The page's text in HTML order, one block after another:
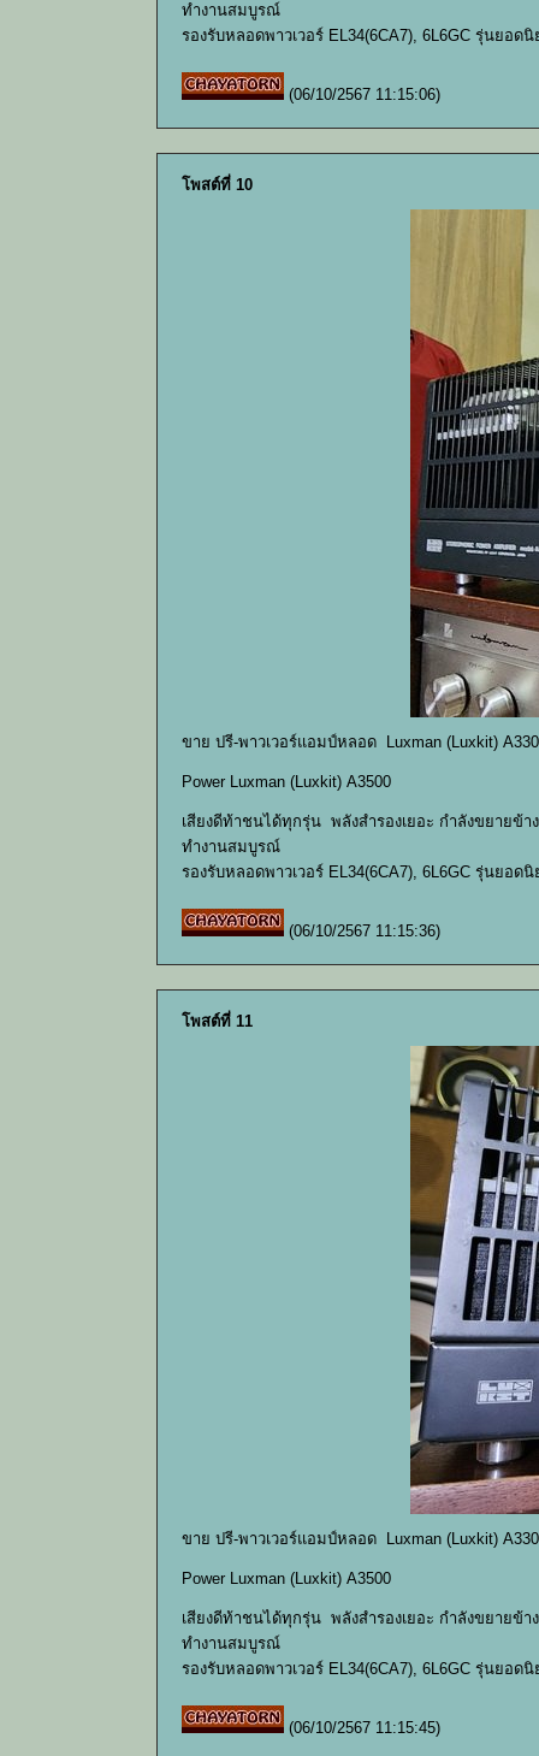
ทำงานสมบูรณ์
รองรับหลอดพาวเวอร์ EL34(6CA7), 6L6GC รุ่นยอด
(06/10/2567 11:15:06)
โพสต์ที่ 10
ขาย ปรี-พาวเวอร์แอมป์หลอด Luxman (Luxkit)
Power Luxman (Luxkit) A3500
เสียงดีท้าชนได้ทุกรุ่น พลังสำรองเยอะ กำลังขยายข้า
ทำงานสมบูรณ์
รองรับหลอดพาวเวอร์ EL34(6CA7), 6L6GC รุ่นยอด
(06/10/2567 11:15:36)
โพสต์ที่ 11
ขาย ปรี-พาวเวอร์แอมป์หลอด Luxman (Luxkit)
Power Luxman (Luxkit) A3500
เสียงดีท้าชนได้ทุกรุ่น พลังสำรองเยอะ กำลังขยายข้า
ทำงานสมบูรณ์
รองรับหลอดพาวเวอร์ EL34(6CA7), 6L6GC รุ่นยอด
(06/10/2567 11:15:45)